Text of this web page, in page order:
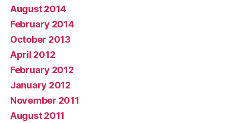
August 2014
February 2014
October 2013
April 2012
February 2012
January 2012
November 2011
August 2011